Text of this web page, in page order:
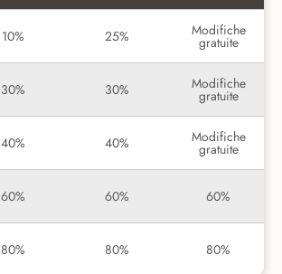
10% 25% Modifiche
gratuite
30% 30% Modifiche
gratuite
40% 40% Modifiche
gratuite
60% 60% 60%
80% 80% 80%